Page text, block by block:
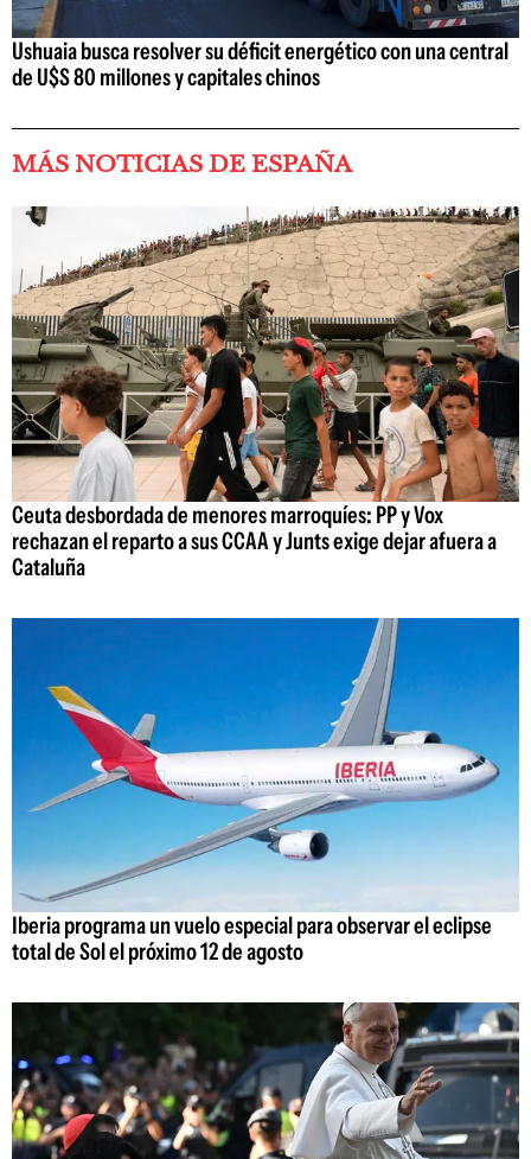
Ushuaia busca resolver su déficit energético con una central
de U$S 80 millones y capitales chinos
MÁS NOTICIAS DE ESPAÑA
Ceuta desbordada de menores marroquíes: PP y Vox
rechazan el reparto a sus CCAA y Junts exige dejar afuera a
Cataluña
Iberia programa un vuelo especial para observar el eclipse
total de Sol el próximo 12 de agosto